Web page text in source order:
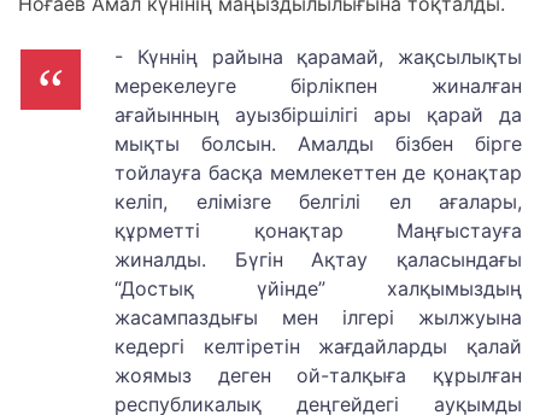
- Күннің райына қарамай, жақсылықты
мерекелеуге бірлікпен жиналған
ағайынның ауызбіршілігі ары қарай да
мықты болсын. Амалды бізбен бірге
тойлауға басқа мемлекеттен де қонақтар
келіп, елімізге белгілі ел ағалары,
құрметті қонақтар Маңғыстауға
жиналды. Бүгін Ақтау қаласындағы
“Достық үйінде” халқымыздың
жасампаздығы мен ілгері жылжуына
кедергі келтіретін жағдайларды қалай
жоямыз деген ой-талқыға құрылған
республикалық деңгейдегі ауқымды